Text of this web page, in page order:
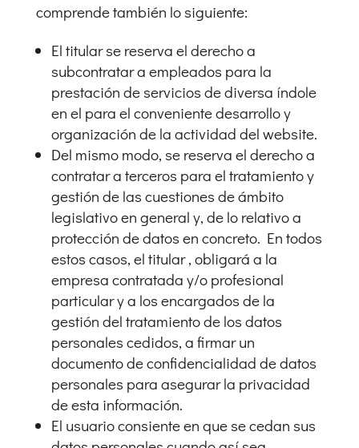
comprende también lo siguiente:
El titular se reserva el derecho a
subcontratar a empleados para la
prestación de servicios de diversa índole
en el para el conveniente desarrollo y
organización de la actividad del website.
Del mismo modo, se reserva el derecho a
contratar a terceros para el tratamiento y
gestión de las cuestiones de ámbito
legislativo en general y, de lo relativo a
protección de datos en concreto. En todos
estos casos, el titular , obligará a la
empresa contratada y/o profesional
particular y a los encargados de la
gestión del tratamiento de los datos
personales cedidos, a firmar un
documento de confidencialidad de datos
personales para asegurar la privacidad
de esta información.
El usuario consiente en que se cedan sus